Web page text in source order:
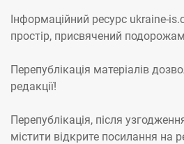
Інформаційний ресурс ukraine-
простір, присвячений
Перепублікація матеріалів
редакції!
Перепублікація, після
містити відкрите посилання на